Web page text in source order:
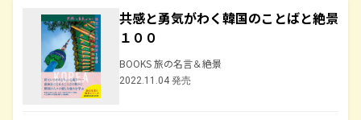
共感と勇気がわく韓国のことばと絶景
１００
BOOKS 旅の名言＆絶景
2022.11.04 発売